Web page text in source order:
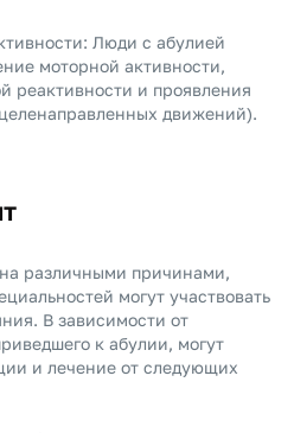
Люди с абулией
моторной активности,
реактивности и проявления
движений).
различными причинами,
могут участвовать
В зависимости от
к абулии, могут
и лечение от следующих